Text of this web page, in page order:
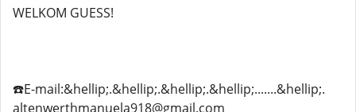
WELKOM GUESS!
☎️E-mail:&hellip;.&hellip;.&hellip;.&hellip;.......&hellip;.
altenwerthmanuela918@gmail.com